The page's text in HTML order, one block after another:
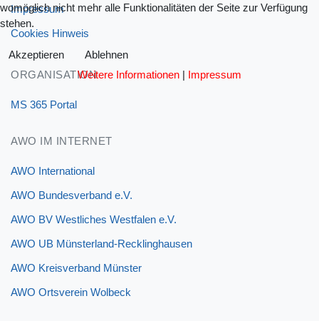
Impressum
Cookies Hinweis
ORGANISATION
MS 365 Portal
AWO IM INTERNET
AWO International
AWO Bundesverband e.V.
AWO BV Westliches Westfalen e.V.
AWO UB Münsterland-Recklinghausen
AWO Kreisverband Münster
AWO Ortsverein Wolbeck
womöglich nicht mehr alle Funktionalitäten der Seite zur Verfügung
stehen.
Akzeptieren
Ablehnen
Weitere Informationen | Impressum